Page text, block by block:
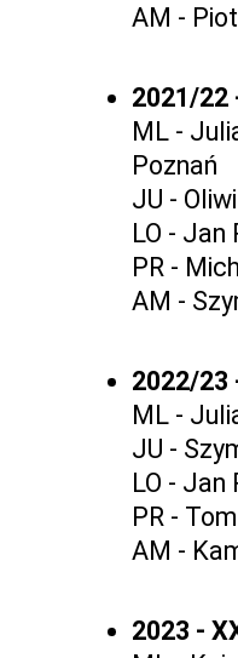
AM -
2021/22
ML -
Poznań
JU -
LO - Jan
PR -
AM -
2022/23
ML -
JU -
LO - Jan
PR -
AM -
2023 -